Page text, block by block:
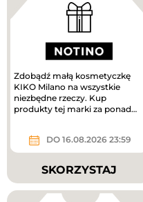
Zdobądź małą kosmetyczkę
KIKO Milano na wszystkie
niezbędne rzeczy. Kup
produkty tej marki za ponad
DO 16.08.2026 23:59
SKORZYSTAJ